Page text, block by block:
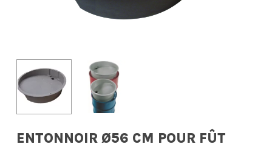
ENTONNOIR Ø56 CM POUR FÛT